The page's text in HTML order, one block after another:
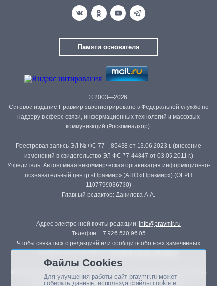
Памяти основателя
© 2003—2026.
Сетевое издание Правмир зарегистрировано в Федеральной службе по
надзору в сфере связи, информационных технологий и массовых
коммуникаций (Роскомнадзор).
Реестровая запись ЭЛ № ФС 77 – 85438 от 13.06.2023 г. (внесение
изменений в свидетельство ЭЛ ФС 77-44847 от 03.05.2011 г.)
Учредитель: Автономная некоммерческая организация информационно-
познавательный центр «Правмир» (АНО «Правмир») (ОГРН
1107799036730)
Главный редактор: Данилова А.А.
Адрес электронной почты редакции: info@pravmir.ru
Телефон: +7 926 530 96 05
Чтобы связаться с редакцией или сообщить обо всех замеченных
Републикация материалов сайта в печатных изданиях (книгах, прессе)
возможна только с письменного разрешения редакции.
Файлы Cookies
Для улучшения работы сайт pravmir.ru может
собирать данные, используя файлы cookie и